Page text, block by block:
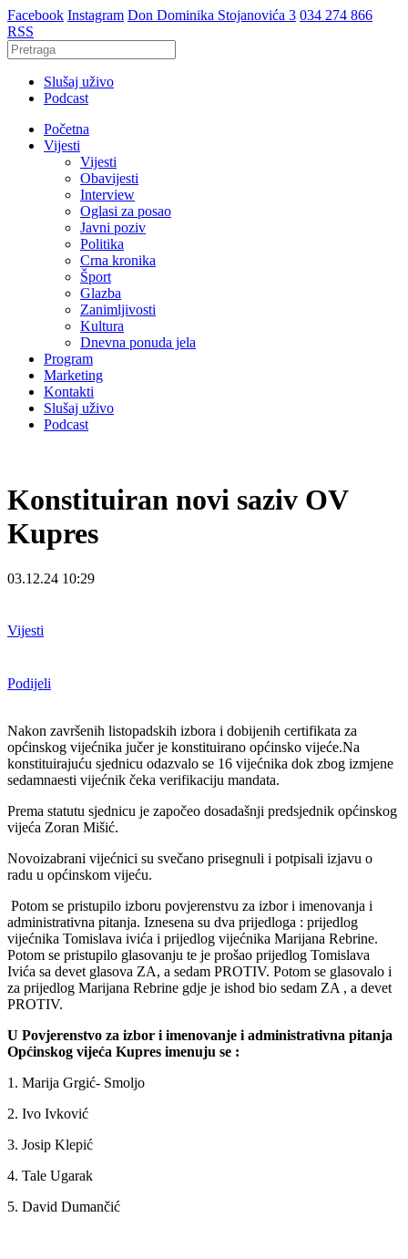
Facebook Instagram Don Dominika Stojanovića 3 034 274 866
RSS
Slušaj uživo
Podcast
Početna
Vijesti
Vijesti
Obavijesti
Interview
Oglasi za posao
Javni poziv
Politika
Crna kronika
Šport
Glazba
Zanimljivosti
Kultura
Dnevna ponuda jela
Program
Marketing
Kontakti
Slušaj uživo
Podcast
Konstituiran novi saziv OV
Kupres
03.12.24 10:29
Vijesti
Podijeli
Nakon završenih listopadskih izbora i dobijenih certifikata za
općinskog vijećnika jučer je konstituirano općinsko vijeće.Na
konstituirajuću sjednicu odazvalo se 16 vijećnika dok zbog izmjene
sedamnaesti vijećnik čeka verifikaciju mandata.
Prema statutu sjednicu je započeo dosadašnji predsjednik općinskog
vijeća Zoran Mišić.
Novoizabrani vijećnici su svečano prisegnuli i potpisali izjavu o
radu u općinskom vijeću.
Potom se pristupilo izboru povjerenstvu za izbor i imenovanja i
administrativna pitanja. Iznesena su dva prijedloga : prijedlog
vijećnika Tomislava ivića i prijedlog vijećnika Marijana Rebrine.
Potom se pristupilo glasovanju te je prošao prijedlog Tomislava
Ivića sa devet glasova ZA, a sedam PROTIV. Potom se glasovalo i
za prijedlog Marijana Rebrine gdje je ishod bio sedam ZA , a devet
PROTIV.
U Povjerenstvo za izbor i imenovanje i administrativna pitanja
Općinskog vijeća Kupres imenuju se :
1. Marija Grgić- Smoljo
2. Ivo Ivković
3. Josip Klepić
4. Tale Ugarak
5. David Dumančić